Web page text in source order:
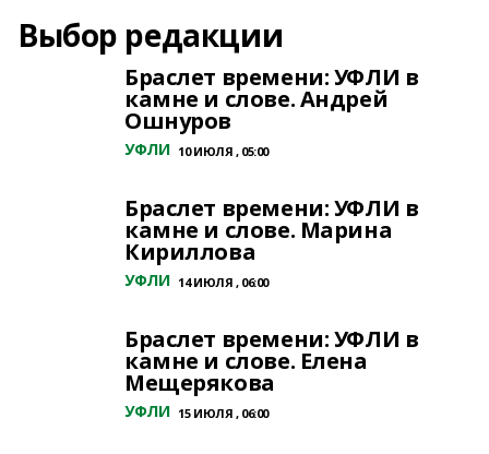
Выбор редакции
Браслет времени: УФЛИ в
камне и слове. Андрей
Ошнуров
УФЛИ 10 ИЮЛЯ , 05:00
Браслет времени: УФЛИ в
камне и слове. Марина
Кириллова
УФЛИ 14 ИЮЛЯ , 06:00
Браслет времени: УФЛИ в
камне и слове. Елена
Мещерякова
УФЛИ 15 ИЮЛЯ , 06:00